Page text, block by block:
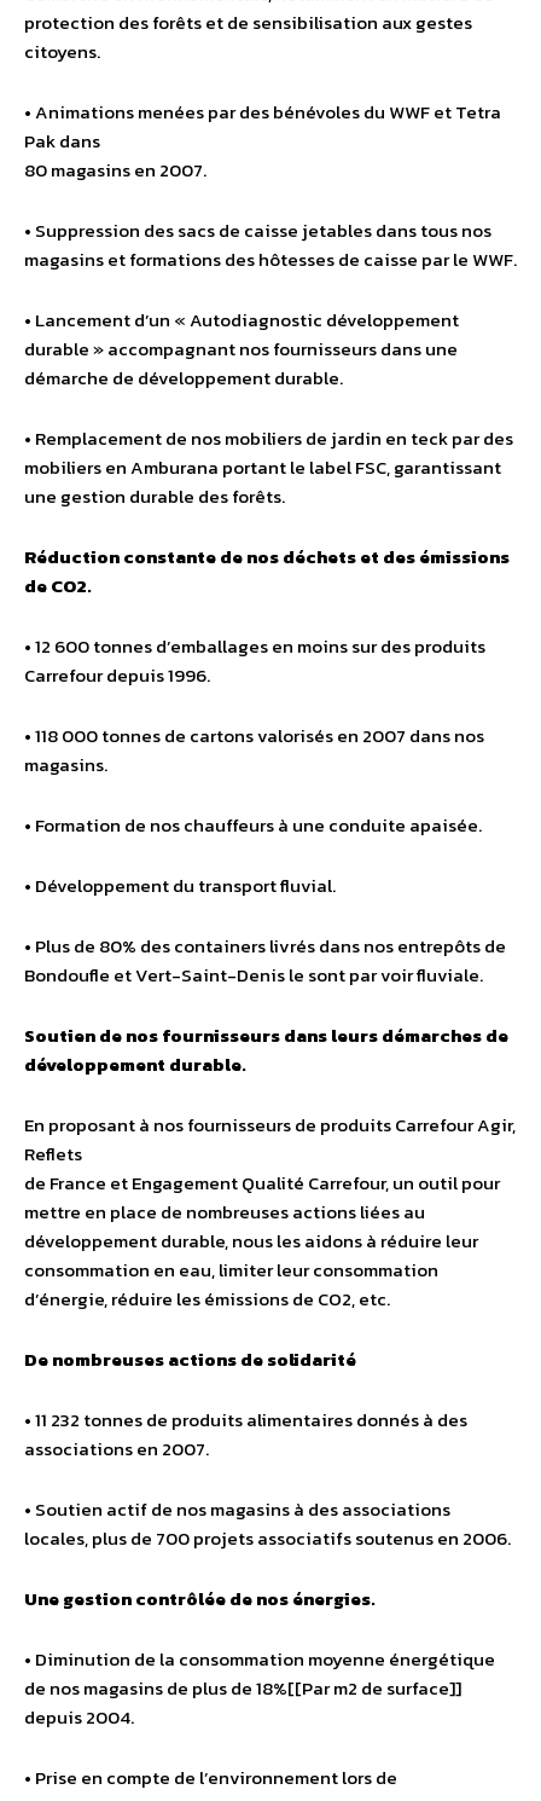
protection des forêts et de sensibilisation aux gestes
citoyens.
• Animations menées par des bénévoles du WWF et Tetra
Pak dans
80 magasins en 2007.
• Suppression des sacs de caisse jetables dans tous nos
magasins et formations des hôtesses de caisse par le WWF.
• Lancement d’un « Autodiagnostic développement
durable » accompagnant nos fournisseurs dans une
démarche de développement durable.
• Remplacement de nos mobiliers de jardin en teck par des
mobiliers en Amburana portant le label FSC, garantissant
une gestion durable des forêts.
Réduction constante de nos déchets et des émissions
de CO2.
• 12 600 tonnes d’emballages en moins sur des produits
Carrefour depuis 1996.
• 118 000 tonnes de cartons valorisés en 2007 dans nos
magasins.
• Formation de nos chauffeurs à une conduite apaisée.
• Développement du transport fluvial.
• Plus de 80% des containers livrés dans nos entrepôts de
Bondoufle et Vert-Saint-Denis le sont par voir fluviale.
Soutien de nos fournisseurs dans leurs démarches de
développement durable.
En proposant à nos fournisseurs de produits Carrefour Agir,
Reflets
de France et Engagement Qualité Carrefour, un outil pour
mettre en place de nombreuses actions liées au
développement durable, nous les aidons à réduire leur
consommation en eau, limiter leur consommation
d’énergie, réduire les émissions de CO2, etc.
De nombreuses actions de solidarité
• 11 232 tonnes de produits alimentaires donnés à des
associations en 2007.
• Soutien actif de nos magasins à des associations
locales, plus de 700 projets associatifs soutenus en 2006.
Une gestion contrôlée de nos énergies.
• Diminution de la consommation moyenne énergétique
de nos magasins de plus de 18%[[Par m2 de surface]]
depuis 2004.
• Prise en compte de l’environnement lors de